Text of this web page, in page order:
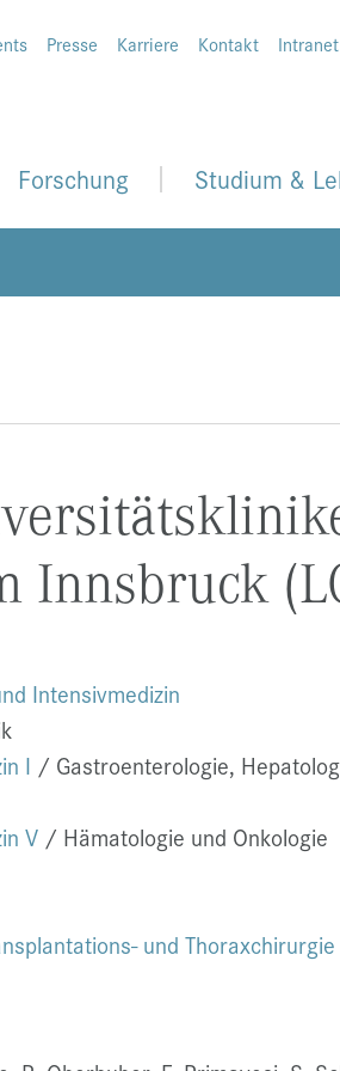
Presse Karriere Kontakt Intranet
Forschung Studium &
Innsbruck
Intensivmedizin
I / Gastroenterologie,
V / Hämatologie und Onkologie
und Thoraxchirurgie